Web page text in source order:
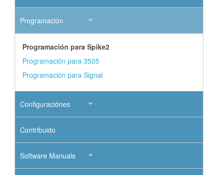
Programación
Programación para Spike2
Programación para 3505
Programación para Signal
Configuraciónes
Contribuido
Software Manuals